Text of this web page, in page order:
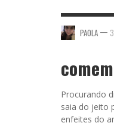
PAOLA —
Procurando
saia do jeito
enfeites do